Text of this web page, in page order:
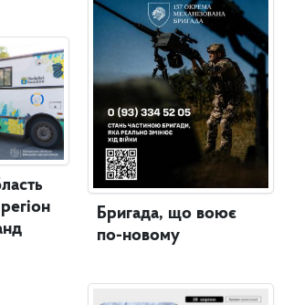
Бригада, що воює
по-новому